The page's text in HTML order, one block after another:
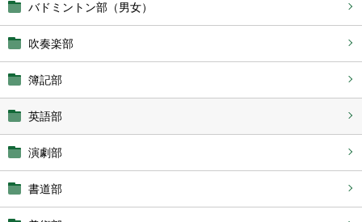
バドミントン部（男女）
吹奏楽部
簿記部
英語部
演劇部
書道部